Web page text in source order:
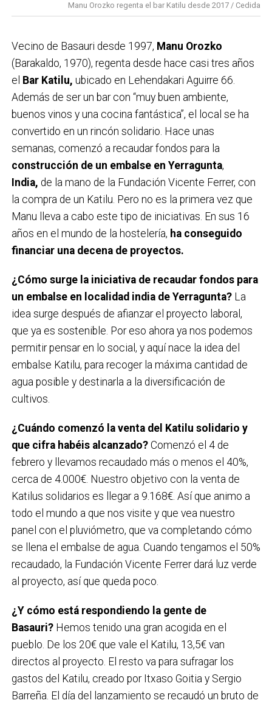
Manu Orozko regenta el bar Katilu desde 2017 / Cedida
Vecino de Basauri desde 1997, Manu Orozko
(Barakaldo, 1970), regenta desde hace casi tres años
el Bar Katilu, ubicado en Lehendakari Aguirre 66.
Además de ser un bar con “muy buen ambiente,
buenos vinos y una cocina fantástica”, el local se ha
convertido en un rincón solidario. Hace unas
semanas, comenzó a recaudar fondos para la
construcción de un embalse en Yerragunta,
India, de la mano de la Fundación Vicente Ferrer, con
la compra de un Katilu. Pero no es la primera vez que
Manu lleva a cabo este tipo de iniciativas. En sus 16
años en el mundo de la hostelería, ha conseguido
financiar una decena de proyectos.
¿Cómo surge la iniciativa de recaudar fondos para
un embalse en localidad india de Yerragunta? La
idea surge después de afianzar el proyecto laboral,
que ya es sostenible. Por eso ahora ya nos podemos
permitir pensar en lo social, y aquí nace la idea del
embalse Katilu, para recoger la máxima cantidad de
agua posible y destinarla a la diversificación de
cultivos.
¿Cuándo comenzó la venta del Katilu solidario y
que cifra habéis alcanzado?Comenzó el 4 de
febrero y llevamos recaudado más o menos el 40%,
cerca de 4.000€. Nuestro objetivo con la venta de
Katilus solidarios es llegar a 9.168€. Así que animo a
todo el mundo a que nos visite y que vea nuestro
panel con el pluviómetro, que va completando cómo
se llena el embalse de agua. Cuando tengamos el 50%
recaudado, la Fundación Vicente Ferrer dará luz verde
al proyecto, así que queda poco.
¿Y cómo está respondiendo la gente de
Basauri?Hemos tenido una gran acogida en el
pueblo. De los 20€ que vale el Katilu, 13,5€ van
directos al proyecto. El resto va para sufragar los
gastos del Katilu, creado por Itxaso Goitia y Sergio
Barreña. El día del lanzamiento se recaudó un bruto de